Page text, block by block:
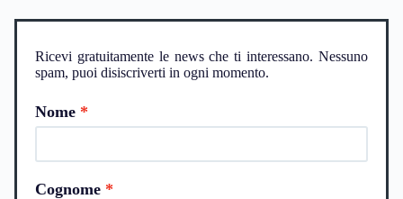
Ricevi gratuitamente le news che ti interessano. Nessuno
spam, puoi disiscriverti in ogni momento.
Nome
Cognome